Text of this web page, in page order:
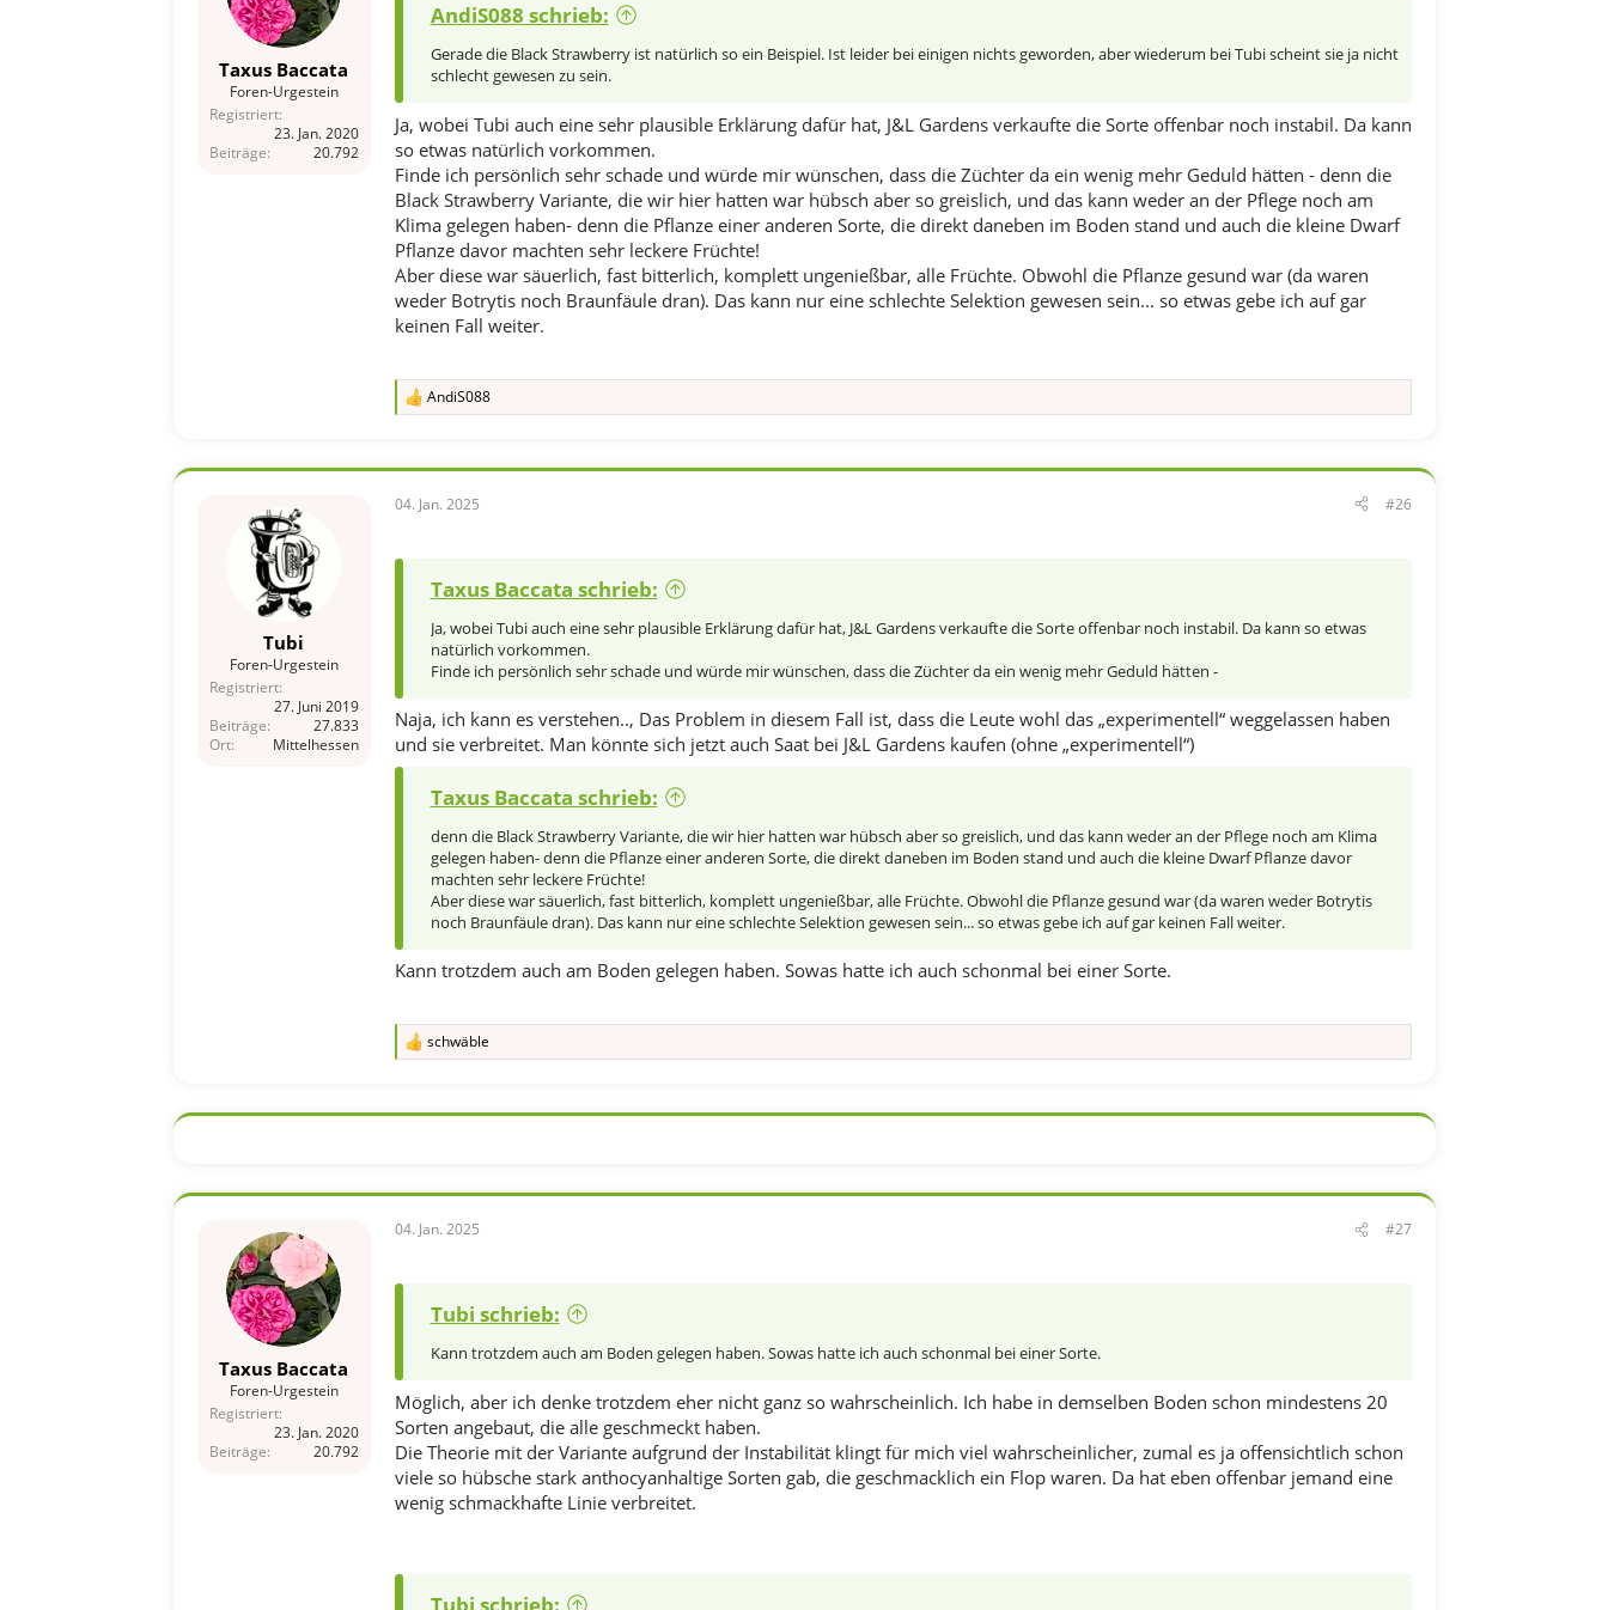
Taxus Baccata
Foren-Urgestein
Registriert
23. Jan. 2020
Beiträge
20.792
AndiS088 schrieb:
Gerade die Black Strawberry ist natürlich so ein Beispiel. Ist leider bei einigen nichts geworden, aber wiederum bei Tubi scheint sie ja nicht
schlecht gewesen zu sein.
Ja, wobei Tubi auch eine sehr plausible Erklärung dafür hat, J&L Gardens verkaufte die Sorte offenbar noch instabil. Da kann
so etwas natürlich vorkommen.
Finde ich persönlich sehr schade und würde mir wünschen, dass die Züchter da ein wenig mehr Geduld hätten - denn die
Black Strawberry Variante, die wir hier hatten war hübsch aber so greislich, und das kann weder an der Pflege noch am
Klima gelegen haben- denn die Pflanze einer anderen Sorte, die direkt daneben im Boden stand und auch die kleine Dwarf
Pflanze davor machten sehr leckere Früchte!
Aber diese war säuerlich, fast bitterlich, komplett ungenießbar, alle Früchte. Obwohl die Pflanze gesund war (da waren
weder Botrytis noch Braunfäule dran). Das kann nur eine schlechte Selektion gewesen sein... so etwas gebe ich auf gar
keinen Fall weiter.
R
i
e
AndiS088
Tubi
Foren-Urgestein
Registriert
27. Juni 2019
Beiträge
27.833
Ort
Mittelhessen
04. Jan. 2025 #26
Taxus Baccata schrieb:
Ja, wobei Tubi auch eine sehr plausible Erklärung dafür hat, J&L Gardens verkaufte die Sorte offenbar noch instabil. Da kann so etwas
natürlich vorkommen.
Finde ich persönlich sehr schade und würde mir wünschen, dass die Züchter da ein wenig mehr Geduld hätten -
Naja, ich kann es verstehen.., Das Problem in diesem Fall ist, dass die Leute wohl das „experimentell“ weggelassen haben
und sie verbreitet. Man könnte sich jetzt auch Saat bei J&L Gardens kaufen (ohne „experimentell“)
Taxus Baccata schrieb:
denn die Black Strawberry Variante, die wir hier hatten war hübsch aber so greislich, und das kann weder an der Pflege noch am Klima
gelegen haben- denn die Pflanze einer anderen Sorte, die direkt daneben im Boden stand und auch die kleine Dwarf Pflanze davor
machten sehr leckere Früchte!
Aber diese war säuerlich, fast bitterlich, komplett ungenießbar, alle Früchte. Obwohl die Pflanze gesund war (da waren weder Botrytis
noch Braunfäule dran). Das kann nur eine schlechte Selektion gewesen sein... so etwas gebe ich auf gar keinen Fall weiter.
Kann trotzdem auch am Boden gelegen haben. Sowas hatte ich auch schonmal bei einer Sorte.
R
e
n
schwäble
Taxus Baccata
Foren-Urgestein
Registriert
23. Jan. 2020
Beiträge
20.792
04. Jan. 2025 #27
Tubi schrieb:
Kann trotzdem auch am Boden gelegen haben. Sowas hatte ich auch schonmal bei einer Sorte.
Möglich, aber ich denke trotzdem eher nicht ganz so wahrscheinlich. Ich habe in demselben Boden schon mindestens 20
Sorten angebaut, die alle geschmeckt haben.
Die Theorie mit der Variante aufgrund der Instabilität klingt für mich viel wahrscheinlicher, zumal es ja offensichtlich schon
viele so hübsche stark anthocyanhaltige Sorten gab, die geschmacklich ein Flop waren. Da hat eben offenbar jemand eine
wenig schmackhafte Linie verbreitet.